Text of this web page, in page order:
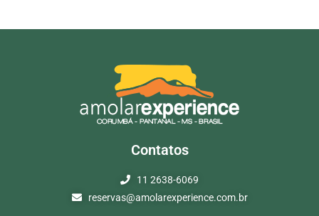
Contatos
11 2638-6069
reservas@amolarexperience.com.br